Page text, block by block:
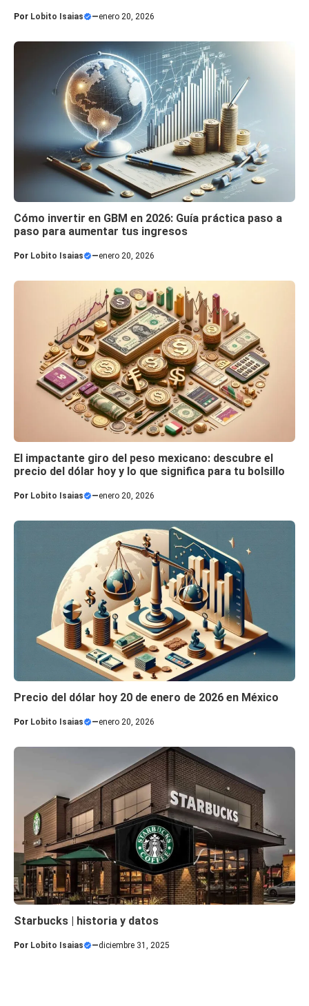
Por Lobito Isaias —enero 20, 2026
Cómo invertir en GBM en 2026: Guía práctica paso a
paso para aumentar tus ingresos
Por Lobito Isaias —enero 20, 2026
El impactante giro del peso mexicano: descubre el
precio del dólar hoy y lo que significa para tu bolsillo
Por Lobito Isaias —enero 20, 2026
Precio del dólar hoy 20 de enero de 2026 en México
Por Lobito Isaias —enero 20, 2026
Starbucks | historia y datos
Por Lobito Isaias —diciembre 31, 2025